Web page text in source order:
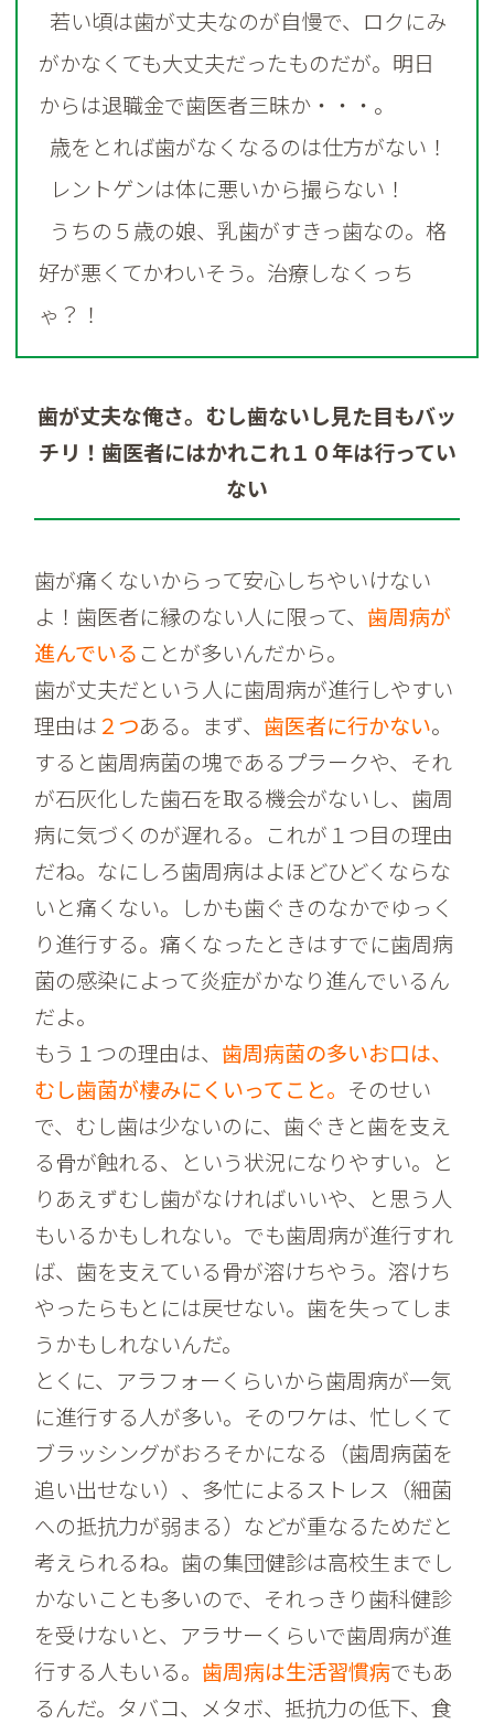
若い頃は歯が丈夫なのが自慢で、ロクにみ
がかなくても大丈夫だったものだが。明日
からは退職金で歯医者三昧か・・・。
歳をとれば歯がなくなるのは仕方がない！
レントゲンは体に悪いから撮らない！
うちの５歳の娘、乳歯がすきっ歯なの。格
好が悪くてかわいそう。治療しなくっち
ゃ？！
歯が丈夫な俺さ。むし歯ないし見た目もバッ
チリ！歯医者にはかれこれ１０年は行ってい
ない
歯が痛くないからって安心しちやいけない
よ！歯医者に縁のない人に限って、 歯周病が
進んでいる ことが多いんだから。
歯が丈夫だという人に歯周病が進行しやすい
理由は ２つある。まず、 歯医者に行かない。
すると歯周病菌の塊であるプラークや、それ
が石灰化した歯石を取る機会がないし、歯周
病に気づくのが遅れる。これが１つ目の理由
だね。なにしろ歯周病はよほどひどくならな
いと痛くない。しかも歯ぐきのなかでゆっく
り進行する。痛くなったときはすでに歯周病
菌の感染によって炎症がかなり進んでいるん
だよ。
もう１つの理由は、 歯周病菌の多いお口は、
むし歯菌が棲みにくいってこと。 そのせい
で、むし歯は少ないのに、歯ぐきと歯を支え
る骨が蝕れる、という状況になりやすい。と
りあえずむし歯がなければいいや、と思う人
もいるかもしれない。でも歯周病が進行すれ
ば、歯を支えている骨が溶けちやう。溶けち
やったらもとには戻せない。歯を失ってしま
うかもしれないんだ。
とくに、アラフォーくらいから歯周病が一気
に進行する人が多い。そのワケは、忙しくて
ブラッシングがおろそかになる（歯周病菌を
追い出せない）、多忙によるストレス（細菌
への抵抗力が弱まる）などが重なるためだと
考えられるね。歯の集団健診は高校生までし
かないことも多いので、それっきり歯科健診
を受けないと、アラサーくらいで歯周病が進
行する人もいる。 歯周病は生活習慣病でもあ
るんだ。タバコ、メタボ、抵抗力の低下、食